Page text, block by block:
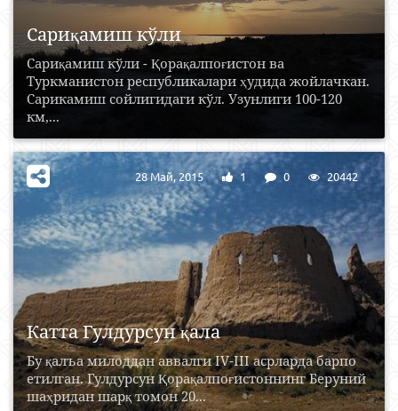
Сариқамиш кўли
Сариқамиш кўли - Қорақалпоғистон ва
Туркманистон республикалари ҳудида жойлачкан.
Сарикамиш сойлигидаги кўл. Узунлиги 100-120
км,...
Катта Гулдурсун қала
Бу қалъа милоддан аввалги IV-III асрларда барпо
етилган. Гулдурсун Қорақалпоғистоннинг Беруний
шаҳридан шарқ томон 20...
28 Май, 2015 1 0 20442